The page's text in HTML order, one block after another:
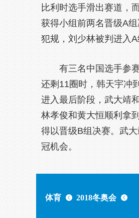
比利时选手滑出赛道，
获得小组前两名晋级A
犯规，刘少林被判进入
有三名中国选手参赛
还剩11圈时，韩天宇冲
进入最后阶段，武大靖
林孝俊和黄大恒顺利拿
得以晋级B组决赛。武
冠机会。
体育 2018冬奥会